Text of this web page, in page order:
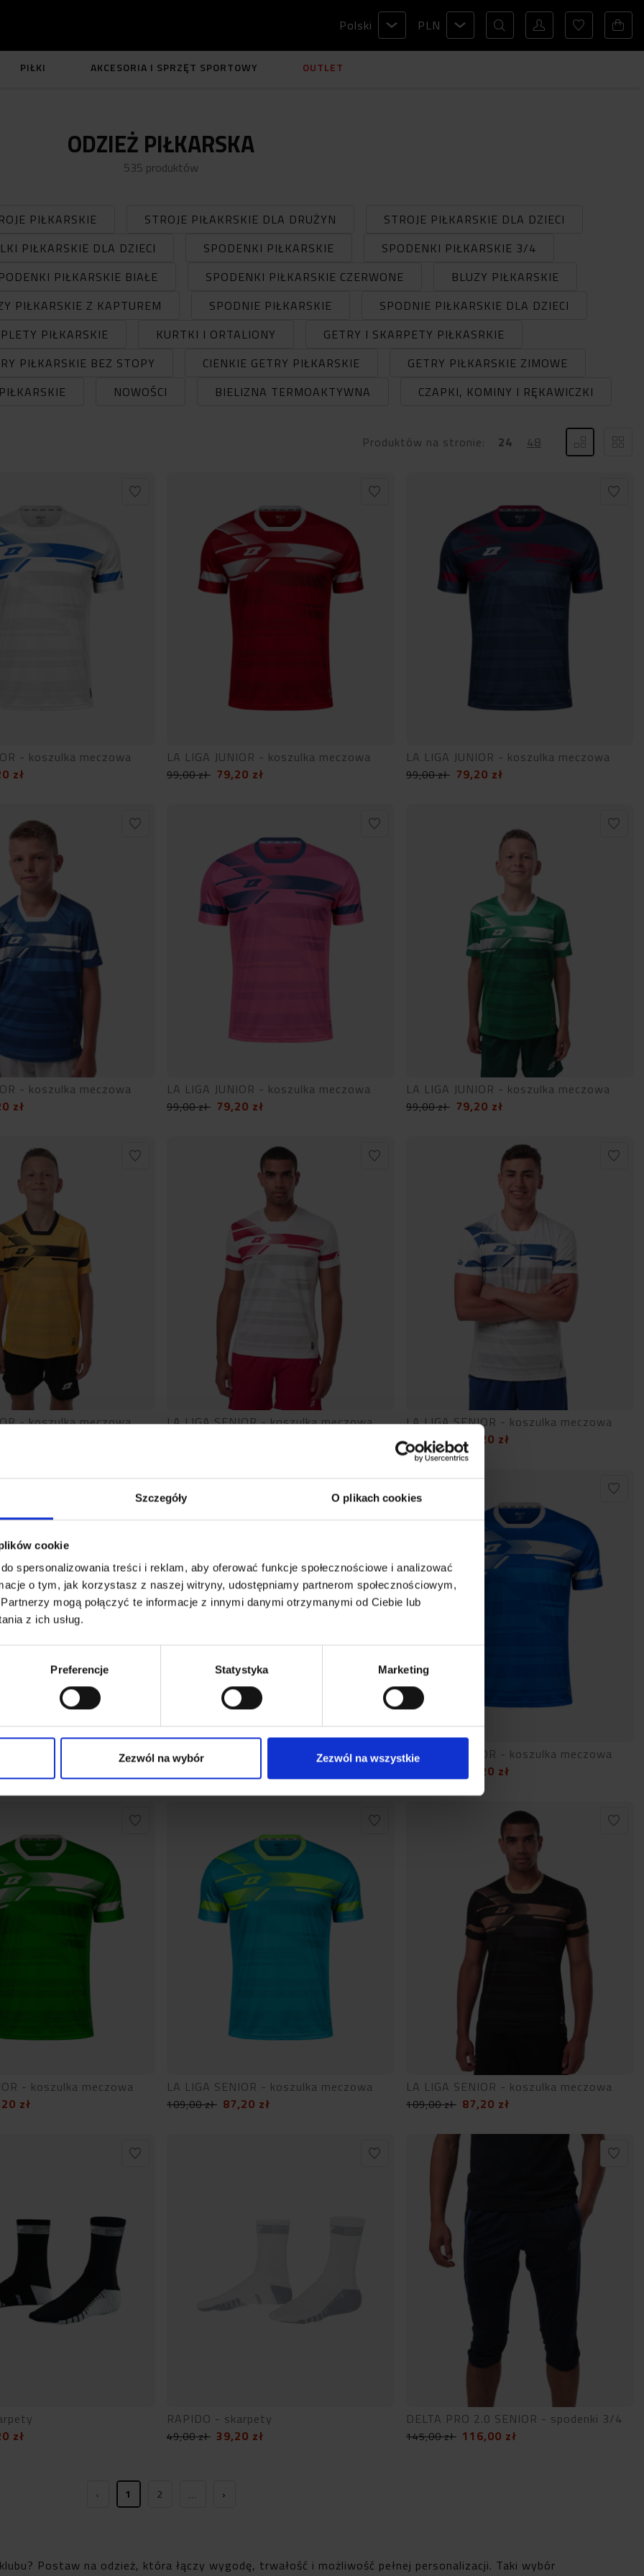
Szczegóły O plikach cookies
cookie
spersonalizowania treści i reklam, aby oferować funkcje społecznościowe i analizować
o tym, jak korzystasz z naszej witryny, udostępniamy partnerom społecznościowym,
mogą połączyć te informacje z innymi danymi otrzymanymi od Ciebie lub
z ich usług.
Preferencje Statystyka Marketing
Zezwól na wybór Zezwól na wszystkie
Polski PLN
PIŁKI AKCESORIA I SPRZĘT SPORTOWY OUTLET
ODZIEŻ PIŁKARSKA
535 produktów
PIŁKARSKIE STROJE PIŁAKRSKIE DLA DRUŻYN
STROJE PIŁKARSKIE DLA DZIECI
PIŁKARSKIE DLA DZIECI SPODENKI PIŁKARSKIE
SPODENKI PIŁKARSKIE 3/4
PIŁKARSKIE BIAŁE SPODENKI PIŁKARSKIE CZERWONE
BLUZY PIŁKARSKIE
PIŁKARSKIE Z KAPTUREM SPODNIE PIŁKARSKIE
SPODNIE PIŁKARSKIE DLA DZIECI
PIŁKARSKIE KURTKI I ORTALIONY
GETRY I SKARPETY PIŁKASRKIE
PIŁKARSKIE BEZ STOPY CIENKIE GETRY PIŁKARSKIE
GETRY PIŁKARSKIE ZIMOWE
NOWOŚCI BIELIZNA TERMOAKTYWNA CZAPKI, KOMINY I RĘKAWICZKI
Produktów na stronie: 24 48
- koszulka meczowa
zł
LA LIGA JUNIOR - koszulka meczowa
99,00zł 79,20 zł
LA LIGA JUNIOR - koszulka meczowa
99,00zł 79,20 zł
- koszulka meczowa
zł
LA LIGA JUNIOR - koszulka meczowa
99,00zł 79,20 zł
LA LIGA JUNIOR - koszulka meczowa
99,00zł 79,20 zł
- koszulka meczowa LA LIGA SENIOR - koszulka meczowa LA LIGA SENIOR - koszulka meczowa
109,00 zł 87,20 zł
- koszulka meczowa LA LIGA SENIOR - koszulka meczowa LA LIGA SENIOR - koszulka meczowa
87,20 zł
- koszulka meczowa
zł
LA LIGA SENIOR - koszulka meczowa
109,00zł 87,20 zł
LA LIGA SENIOR - koszulka meczowa
109,00zł 87,20 zł
zł
RAPIDO - skarpety
49,00zł 39,20 zł
DELTA PRO 2.0 SENIOR - spodenki 3/4
145,00zł 116,00 zł
‹ 1 2 … ›
Postaw na odzież, która łączy wygodę, trwałość i możliwość pełnej personalizacji. Taki wybór